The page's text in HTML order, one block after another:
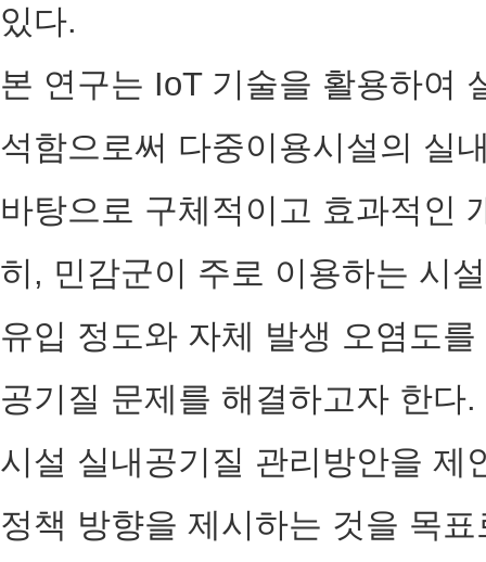
있다.
본 연구는 IoT 기술을 활용하여
석함으로써 다중이용시설의 실
바탕으로 구체적이고 효과적인
히, 민감군이 주로 이용하는 시
유입 정도와 자체 발생 오염도
공기질 문제를 해결하고자 한
시설 실내공기질 관리방안을 제
정책 방향을 제시하는 것을 목